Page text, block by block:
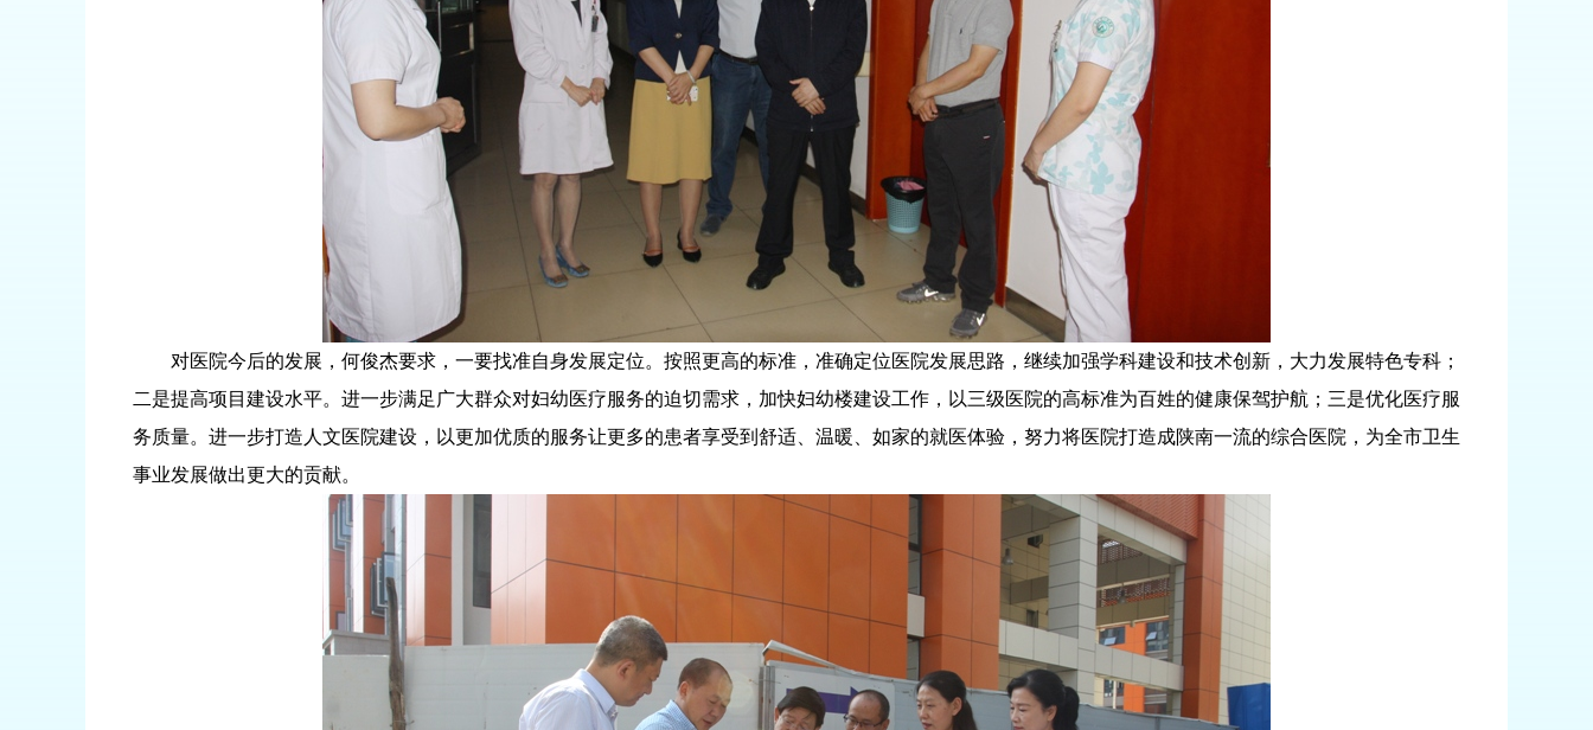
对医院今后的发展，何俊杰要求，一要找准自身发展定位。按照更高的标准，准确定位医院发展思路，继续加强学科建设和技术创新，大力发展特色专科；
二是提高项目建设水平。进一步满足广大群众对妇幼医疗服务的迫切需求，加快妇幼楼建设工作，以三级医院的高标准为百姓的健康保驾护航；三是优化医疗服
务质量。进一步打造人文医院建设，以更加优质的服务让更多的患者享受到舒适、温暖、如家的就医体验，努力将医院打造成陕南一流的综合医院，为全市卫生
事业发展做出更大的贡献。